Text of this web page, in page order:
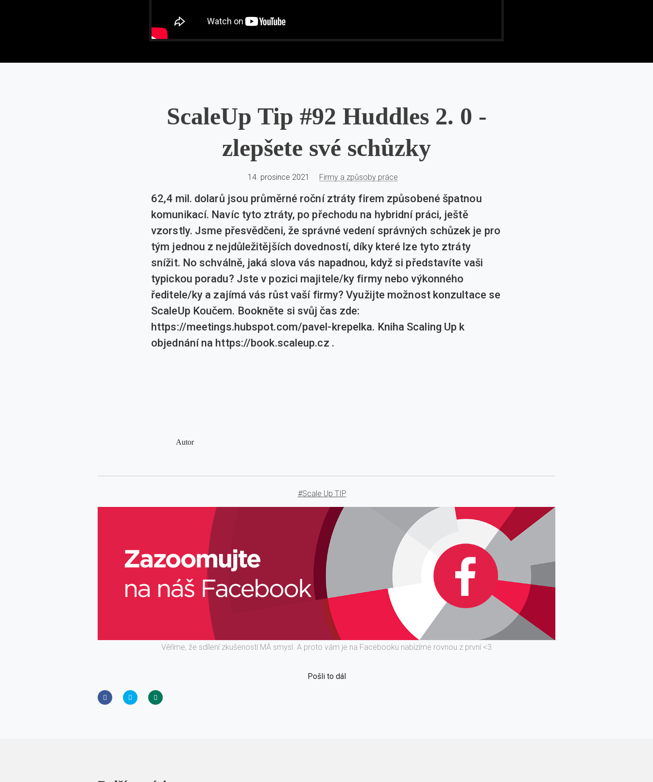
ScaleUp Tip #92 Huddles 2. 0 -
zlepšete své schůzky
14. prosince 2021 Firmy a způsoby práce
62,4 mil. dolarů jsou průměrné roční ztráty firem způsobené špatnou
komunikací. Navíc tyto ztráty, po přechodu na hybridní práci, ještě
vzorstly. Jsme přesvědčeni, že správné vedení správných schůzek je pro
tým jednou z nejdůležitějších dovedností, díky které lze tyto ztráty
snížit. No schválně, jaká slova vás napadnou, když si představíte vaši
typickou poradu? Jste v pozici majitele/ky firmy nebo výkonného
ředitele/ky a zajímá vás růst vaší firmy? Využijte možnost konzultace se
ScaleUp Koučem. Bookněte si svůj čas zde:
https://meetings.hubspot.com/pavel-krepelka. Kniha Scaling Up k
objednání na https://book.scaleup.cz .
Autor
#Scale Up TIP
Věříme, že sdílení zkušeností MÁ smysl. A proto vám je na Facebooku nabízíme rovnou z první <3
Pošli to dál